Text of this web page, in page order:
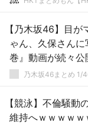
【乃木坂46】目
ゃん、久保さん
巻』動画が続々
乃木坂46まとめ 1/
【競泳】不倫騒
維持へｗｗｗｗｗ